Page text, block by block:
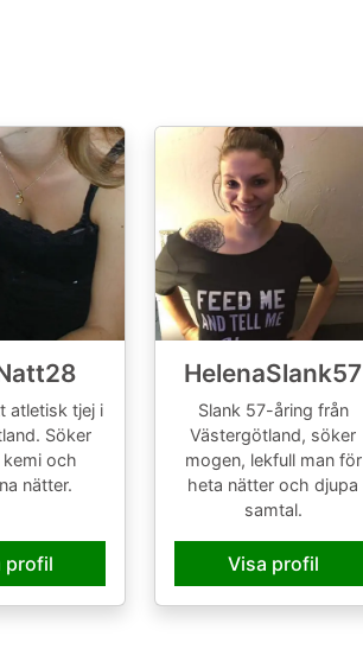
atletisk tjej i
Söker
kemi och
nätter.
profil
HelenaSlank57
Slank 57-åring från
Västergötland, söker
mogen, lekfull man för
heta nätter och djupa
samtal.
Visa profil